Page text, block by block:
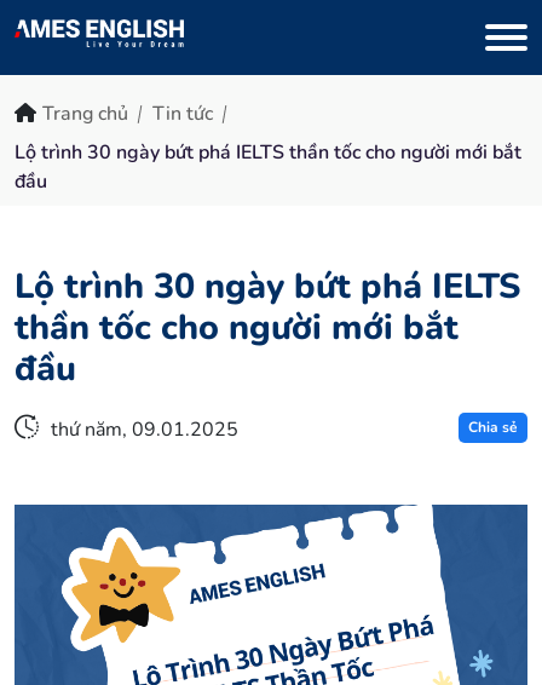
Trang chủ
Tin tức
Lộ trình 30 ngày bứt phá IELTS thần tốc cho người mới bắt
đầu
Lộ trình 30 ngày bứt phá IELTS
thần tốc cho người mới bắt
đầu
thứ năm, 09.01.2025 Chia sẻ